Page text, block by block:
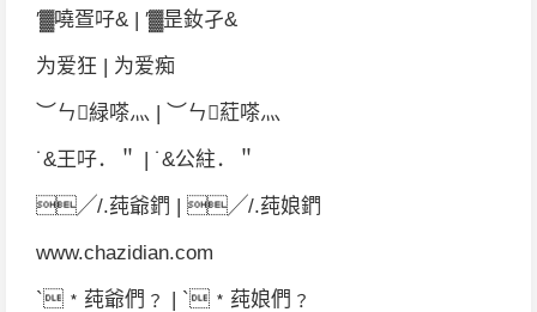
′▓嘵疍吇& | ′▓昰釹孑&
为爱狂 | 为爱痴
︶ㄣ緑嗏灬 | ︶ㄣ葒嗏灬
˙&王吇．＂ | ˙&公紸．＂
╱/.莼爺鍆 | ╱/.莼娘鍆
www.chazidian.com
`﹡莼爺們﹖ | `﹡莼娘們﹖